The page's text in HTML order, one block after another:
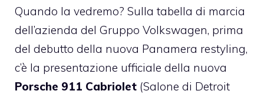
Quando la vedremo? Sulla tabella di marcia
dell’azienda del Gruppo Volkswagen, prima
del debutto della nuova Panamera restyling,
c’è la presentazione ufficiale della nuova
Porsche 911 Cabriolet (Salone di Detroit